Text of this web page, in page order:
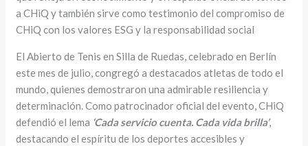
a CHiQ y también sirve como testimonio del compromiso de
CHiQ con los valores ESG y la responsabilidad social
El Abierto de Tenis en Silla de Ruedas, celebrado en Berlín
este mes de julio, congregó a destacados atletas de todo el
mundo, quienes demostraron una admirable resiliencia y
determinación. Como patrocinador oficial del evento, CHiQ
defendió el lema ‘Cada servicio cuenta. Cada vida brilla’,
destacando el espíritu de los deportes accesibles y